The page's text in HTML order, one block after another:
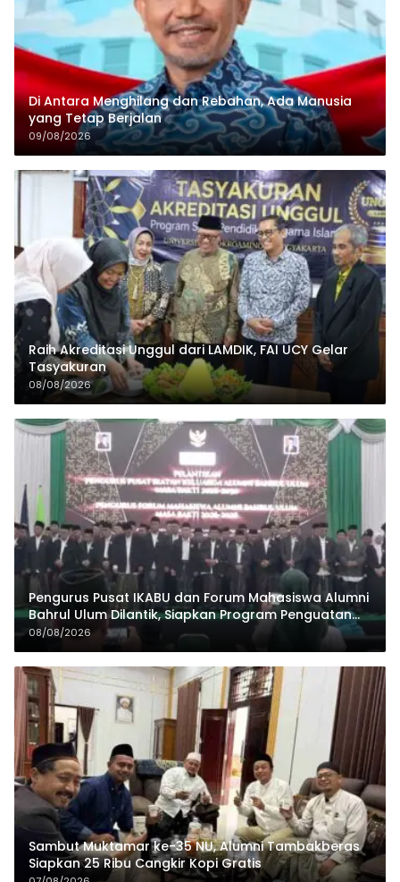
Di Antara Menghilang dan Rebahan, Ada Manusia
yang Tetap Berjalan
09/08/2026
Raih Akreditasi Unggul dari LAMDIK, FAI UCY Gelar
Tasyakuran
08/08/2026
Pengurus Pusat IKABU dan Forum Mahasiswa Alumni
Bahrul Ulum Dilantik, Siapkan Program Penguatan
Organisasi dan Ekonomi
08/08/2026
Sambut Muktamar ke-35 NU, Alumni Tambakberas
Siapkan 25 Ribu Cangkir Kopi Gratis